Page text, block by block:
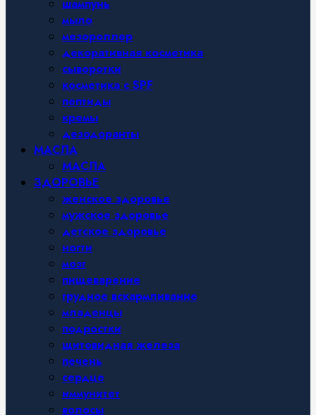
шампунь
мыло
мезороллер
декоративная косметика
сыворотки
косметика с SPF
пептиды
кремы
дезодоранты
МАСЛА
МАСЛА
ЗДОРОВЬЕ
женское здоровье
мужское здоровье
детское здоровье
ногти
мозг
пищеварение
грудное вскармливание
младенцы
подростки
щитовидная железа
печень
сердце
иммунитет
волосы